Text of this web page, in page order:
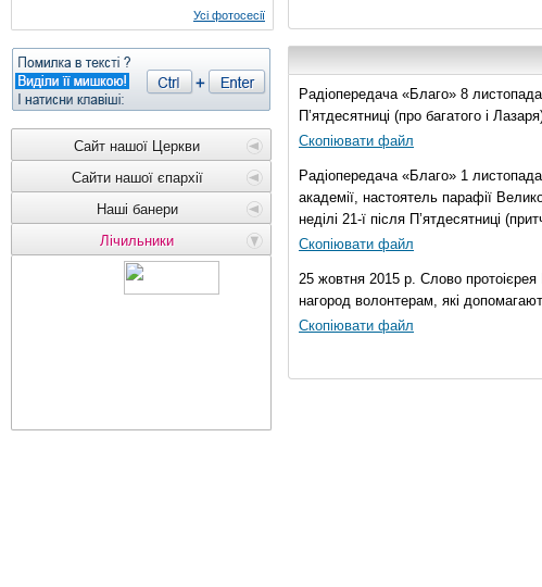
Усі фотосесії
Сайт нашої Церкви
Сайти нашої єпархії
Наші банери
Лічильники
Радіопередача «Благо» 8
П’ятдесятниці (про багатого і
Скопіювати файл
Радіопередача «Благо» 1
академії, настоятель парафії
неділі 21-ї після П’ятдесятниці
Скопіювати файл
25 жовтня 2015 р. Слово
нагород волонтерам, які
Скопіювати файл